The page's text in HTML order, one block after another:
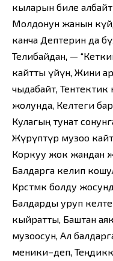
кыларын биле
Молдонун жанын
канча Дептерин да
Телибайдан, —
кайтты үйүнө, Жини
чыдабайт, Тентектик
жолунда, Келтеги бар
Кулагың тунат
Жүрүптүр музоо
Коркуу жок жандан
Балдарга келип
Көрсөтмөк болду
Балдарды уруп
кыйратты, Баштан
музоосун, Ал
меники–деп,